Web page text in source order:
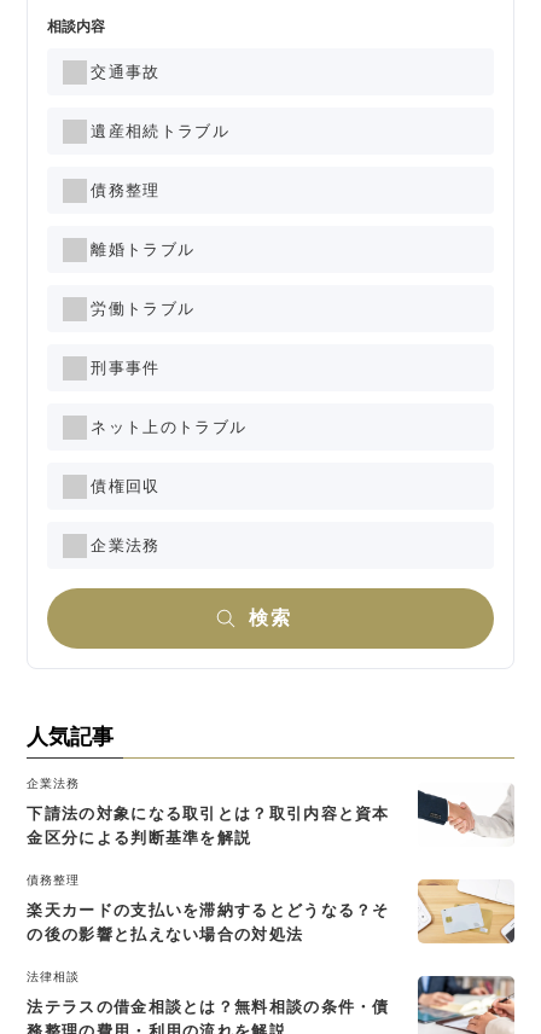
相談内容
交通事故
遺産相続トラブル
債務整理
離婚トラブル
労働トラブル
刑事事件
ネット上のトラブル
債権回収
企業法務
検索
人気記事
企業法務
下請法の対象になる取引とは？取引内容と資本
金区分による判断基準を解説
債務整理
楽天カードの支払いを滞納するとどうなる？そ
の後の影響と払えない場合の対処法
法律相談
法テラスの借金相談とは？無料相談の条件・債